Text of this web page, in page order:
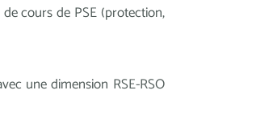
cours de PSE (protection,
une dimension RSE-RSO